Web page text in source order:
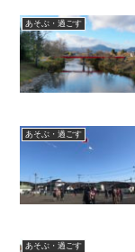
あそぶ・過ごす
あそぶ・過ごす
あそぶ・過ごす